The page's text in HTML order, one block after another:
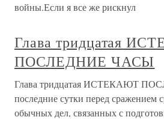
войны.Если я все же рискнул
Глава тридцатая
ПОСЛЕДНИЕ ЧАСЫ
Глава тридцатая ИСТЕКАЮТ
последние сутки перед сражением
обычных дел, связанных с